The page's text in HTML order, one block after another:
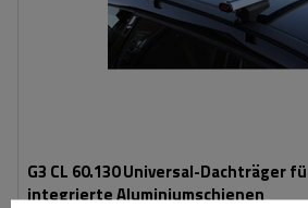
G3 CL 60.130 Universal-Dachträger
integrierte Aluminiumschienen